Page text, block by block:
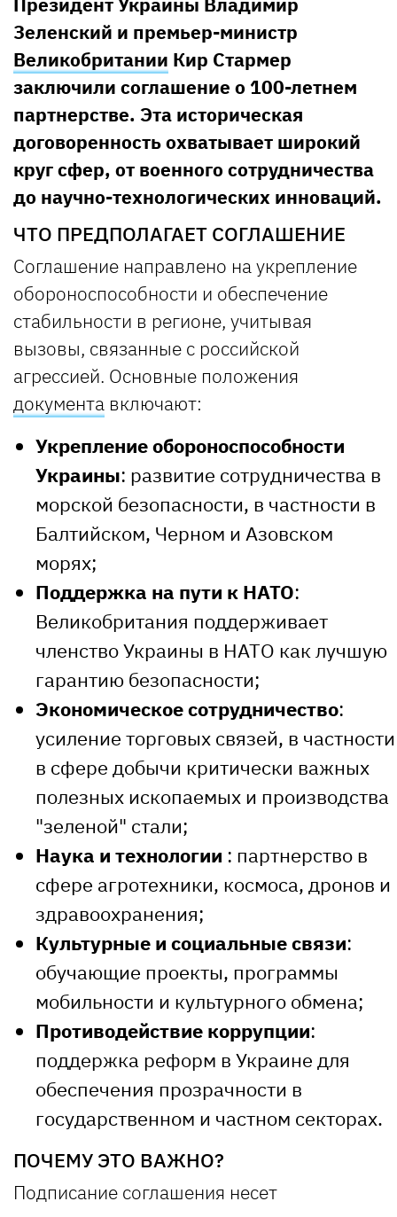
Зеленский и премьер-министр
Великобритании Кир Стармер
заключили соглашение о 100-летнем
партнерстве. Эта историческая
договоренность охватывает широкий
круг сфер, от военного сотрудничества
до научно-технологических инноваций.
ЧТО ПРЕДПОЛАГАЕТ СОГЛАШЕНИЕ
Соглашение направлено на укрепление
обороноспособности и обеспечение
стабильности в регионе, учитывая
вызовы, связанные с российской
агрессией. Основные положения
документа включают:
Укрепление обороноспособности
Украины: развитие сотрудничества в
морской безопасности, в частности в
Балтийском, Черном и Азовском
морях;
Поддержка на пути к НАТО:
Великобритания поддерживает
членство Украины в НАТО как лучшую
гарантию безопасности;
Экономическое сотрудничество:
усиление торговых связей, в частности
в сфере добычи критически важных
полезных ископаемых и производства
"зеленой" стали;
Наука и технологии : партнерство в
сфере агротехники, космоса, дронов и
здравоохранения;
Культурные и социальные связи:
обучающие проекты, программы
мобильности и культурного обмена;
Противодействие коррупции:
поддержка реформ в Украине для
обеспечения прозрачности в
государственном и частном секторах.
ПОЧЕМУ ЭТО ВАЖНО?
Подписание соглашения несет